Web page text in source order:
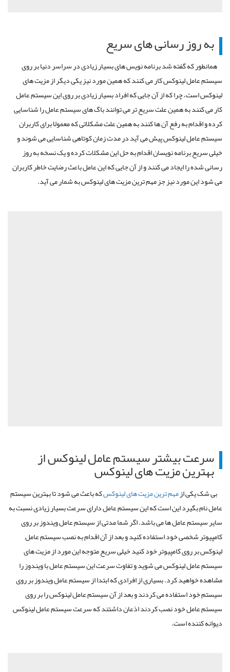
به روز رسانی های سریع
همانطور که گفته شد برنامه نویس های بسیار زیادی در سراسر دنیا بر روی
سیستم عامل لینوکس کار می کنند که همین مورد نیز یکی دیگر از مزیت های
لینوکس است، چرا که از آن جایی که افراد بسیار زیادی بر روی این سیستم عامل
کار می کنند به همین علت سریع تر می توانند باگ های سیستم عامل را شناسایی
کرده و اقدام به رفع آن ها کنند به همین علت مشکلاتی که معمولا برای کاربران
سیستم عامل لینوکس پیش می آید در مدت زمان کوتاهی شناسایی می شوند و
خیلی سریع برنامه نویسان اقدام به حل این مشکلات کرده و یک نسخه به روز
رسانی شده را ایجاد می کنند و از آن جایی که این عامل باعث رضایت خاطر کاربران
می شود این مورد نیز جز مهم ترین مزیت های لینوکس به شمار می آید.
سرعت بیشتر سیستم عامل لینوکس از
بهترین مزیت های لینوکس
بی شک یکی ازمهم ترین مزیت های لینوکسکه باعث می شود تا بهترین سیستم
عامل نام بگیرد این است که این سیستم عامل دارای سرعت بسیار زیادی نسبت به
سایر سیستم عامل ها می باشد. اگر شما مدتی از سیستم عامل ویندوز بر روی
کامپیوتر شخصی خود استفاده کنید و بعد از آن اقدام به نصب سیستم عامل
لینوکس بر روی کامپیوتر خود کنید خیلی سریع متوجه این مورد از مزیت های
سیستم عامل لینوکس می شوید و تفاوت سرعت این سیستم عامل با ویندوز را
مشاهده خواهید کرد. بسیاری از افرادی که ابتدا از سیستم عامل ویندوز بر روی
سیستم خود استفاده می کردند و بعد از آن سیستم عامل لینوکس را بر روی
سیستم عامل خود نصب کردند اذعان داشتند که سرعت سیستم عامل لینوکس
دیوانه کننده است.